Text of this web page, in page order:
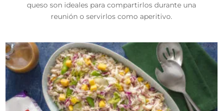
queso son ideales para compartirlos durante una
reunión o servirlos como aperitivo.